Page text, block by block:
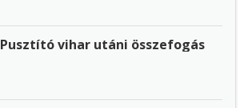
Pusztító vihar utáni összefogás